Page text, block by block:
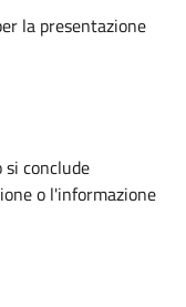
la presentazione
conclude
o l'informazione